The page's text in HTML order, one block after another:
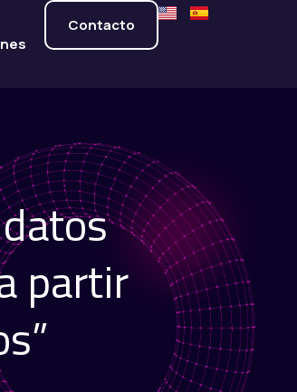
Contacto
partir